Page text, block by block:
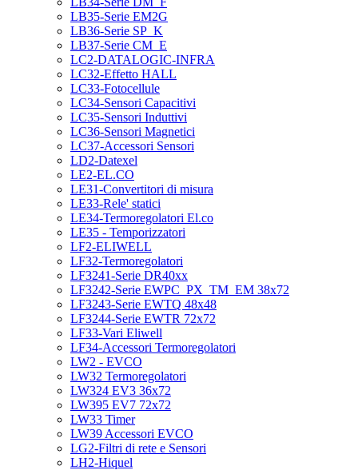
LB35-Serie EM2G
LB36-Serie SP_K
LB37-Serie CM_E
LC2-DATALOGIC-INFRA
LC32-Effetto HALL
LC33-Fotocellule
LC34-Sensori Capacitivi
LC35-Sensori Induttivi
LC36-Sensori Magnetici
LC37-Accessori Sensori
LD2-Datexel
LE2-EL.CO
LE31-Convertitori di misura
LE33-Rele' statici
LE34-Termoregolatori El.co
LE35 - Temporizzatori
LF2-ELIWELL
LF32-Termoregolatori
LF3241-Serie DR40xx
LF3242-Serie EWPC_PX_TM_EM 38x72
LF3243-Serie EWTQ 48x48
LF3244-Serie EWTR 72x72
LF33-Vari Eliwell
LF34-Accessori Termoregolatori
LW2 - EVCO
LW32 Termoregolatori
LW324 EV3 36x72
LW395 EV7 72x72
LW33 Timer
LW39 Accessori EVCO
LG2-Filtri di rete e Sensori
LH2-Hiquel